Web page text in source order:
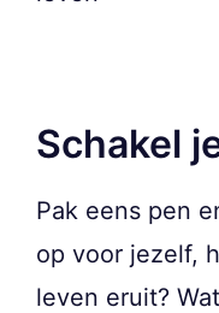
Schakel
Pak eens pen
op voor jezelf,
leven eruit?